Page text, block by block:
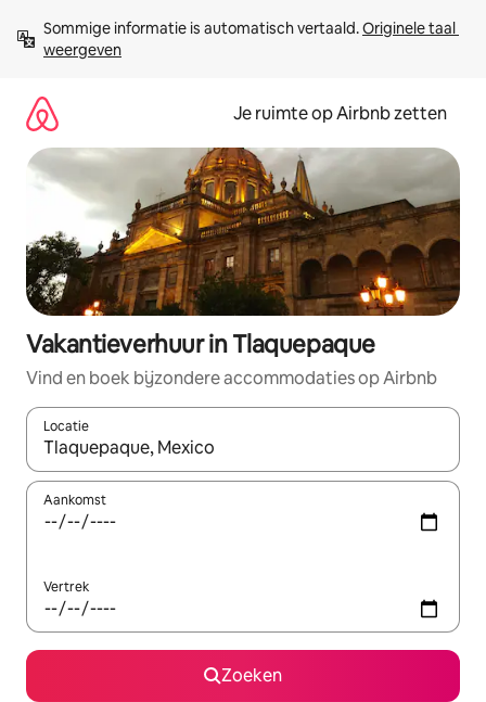
direct
naar
Sommige informatie is automatisch vertaald. Originele taal
weergeven
Je ruimte op Airbnb zetten
Vakantieverhuur in Tlaquepaque
Vind en boek bijzondere accommodaties op Airbnb
Locatie
Wanneer er suggesties beschikbaar zijn, maak je een keuze
Aankomst
Vertrek
Zoeken